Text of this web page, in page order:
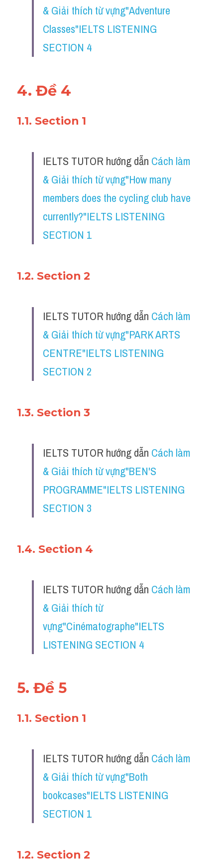
& Giải thích từ vựng"Adventure
Classes"IELTS LISTENING
SECTION 4
4. Đề 4
1.1. Section 1
IELTS TUTOR hướng dẫn Cách làm
& Giải thích từ vựng"How many
members does the cycling club have
currently?"IELTS LISTENING
SECTION 1
1.2. Section 2
IELTS TUTOR hướng dẫn Cách làm
& Giải thích từ vựng"PARK ARTS
CENTRE"IELTS LISTENING
SECTION 2
1.3. Section 3
IELTS TUTOR hướng dẫn Cách làm
& Giải thích từ vựng"BEN'S
PROGRAMME"IELTS LISTENING
SECTION 3
1.4. Section 4
IELTS TUTOR hướng dẫn Cách làm
& Giải thích từ
vựng"Cinématographe"IELTS
LISTENING SECTION 4
5. Đề 5
1.1. Section 1
IELTS TUTOR hướng dẫn Cách làm
& Giải thích từ vựng"Both
bookcases"IELTS LISTENING
SECTION 1
1.2. Section 2